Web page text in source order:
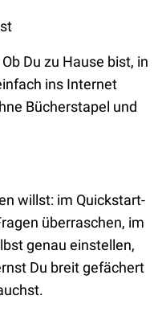
Du zu Hause bist, in
ins Internet
Bücherstapel und
willst: im Quickstart-
überraschen, im
genau einstellen,
Du breit gefächert